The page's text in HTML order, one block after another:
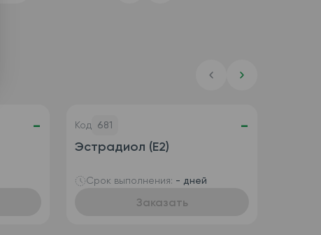
- Код 681 -
Эстрадиол (Е2)
Срок выполнения: - дней
Заказать